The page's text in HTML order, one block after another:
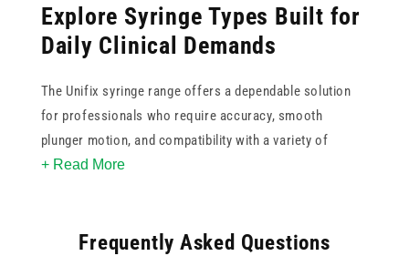
Explore Syringe Types Built for
Daily Clinical Demands
The Unifix syringe range offers a dependable solution
for professionals who require accuracy, smooth
plunger motion, and compatibility with a variety of
procedures. With sizes from 1ml to 10ml, and both Luer
preferences. All syringes in this category are Unifix
+ Read More
Frequently Asked Questions